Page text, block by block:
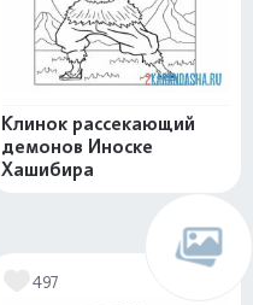
Клинок рассекающий
демонов Иноске
Хашибира
497